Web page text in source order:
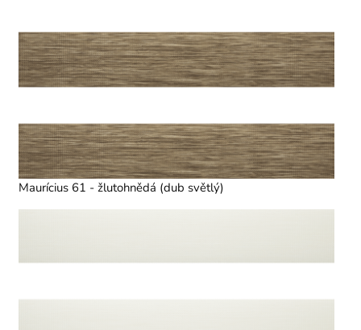
Maurícius 61 - žlutohnědá (dub světlý)